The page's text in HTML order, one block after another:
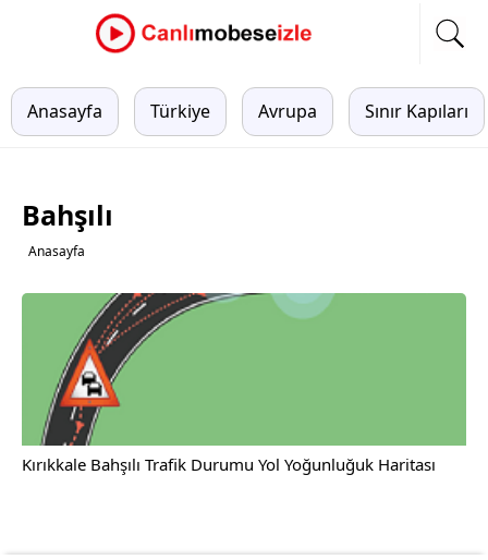
Anasayfa Türkiye Avrupa Sınır Kapıları
Bahşılı
Anasayfa
Kırıkkale Bahşılı Trafik Durumu Yol Yoğunluğuk Haritası